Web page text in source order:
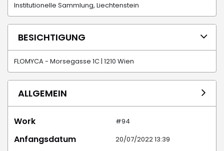
Institutionelle Sammlung, Liechtenstein
BESICHTIGUNG
FLOMYCA - Morsegasse 1C | 1210 Wien
ALLGEMEIN
Work #94
Anfangsdatum 20/07/2022 13:39